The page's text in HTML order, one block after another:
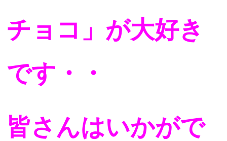
チョコ」が大好き
です・・
皆さんはいかがで